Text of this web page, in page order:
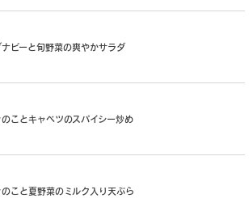
ナピーと旬野菜の爽やかサラダ
のことキャベツのスパイシー炒め
のこと夏野菜のミルク入り天ぷら